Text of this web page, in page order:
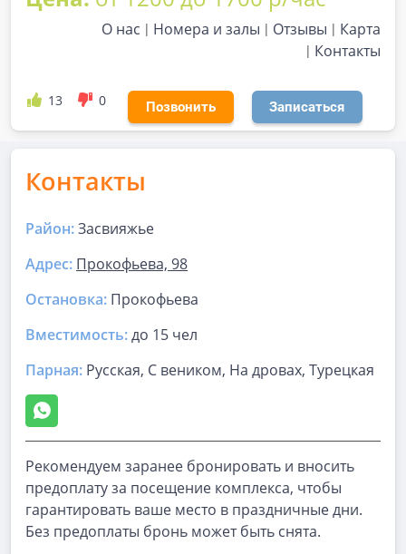
О нас Номера и залы Отзывы
Карта
Контакты
13 0 Позвонить Записаться
Контакты
Район:Засвияжье
Адрес: Прокофьева, 98
Остановка: Прокофьева
Вместимость:до 15 чел
Парная: Русская, С веником, На дровах, Турецкая
Рекомендуем заранее бронировать и вносить
предоплату за посещение комплекса, чтобы
гарантировать ваше место в праздничные дни.
Без предоплаты бронь может быть снята.